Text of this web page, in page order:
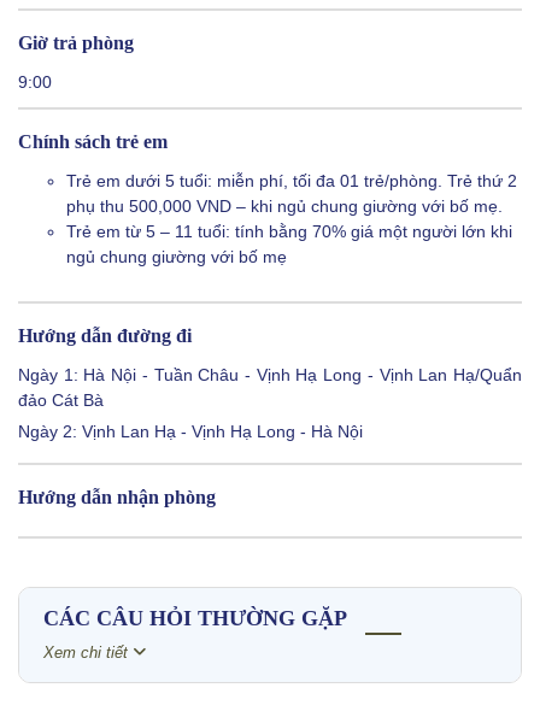
Giờ trả phòng
9:00
Chính sách trẻ em
Trẻ em dưới 5 tuổi: miễn phí, tối đa 01 trẻ/phòng. Trẻ thứ 2
phụ thu 500,000 VND – khi ngủ chung giường với bố mẹ.
Trẻ em từ 5 – 11 tuổi: tính bằng 70% giá một người lớn khi
ngủ chung giường với bố mẹ
Hướng dẫn đường đi
Ngày 1: Hà Nội - Tuần Châu - Vịnh Hạ Long - Vịnh Lan Hạ/Quẩn
đảo Cát Bà
Ngày 2: Vịnh Lan Hạ - Vịnh Hạ Long - Hà Nội
Hướng dẫn nhận phòng
CÁC CÂU HỎI THƯỜNG GẶP
Xem chi tiết